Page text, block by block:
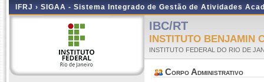
IFRJ › SIGAA - Sistema Integrado de Gestão de Atividades
IBC/RT
INSTITUTO BENJAMIN
INSTITUTO FEDERAL DO RIO DE
Corpo Administrativo